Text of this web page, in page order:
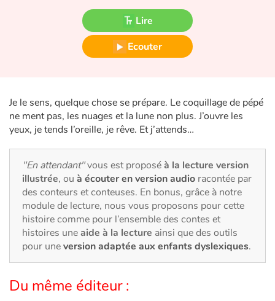
Fable, mythe, littérature et poésie
Héroïnes et héros
Écologie, nature, saisons
Les animaux
Voyage, épopée, enquête, aventure
Autour du monde
Lire
Ecouter
Je le sens, quelque chose se prépare. Le coquillage de pépé
ne ment pas, les nuages et la lune non plus. J’ouvre les
yeux, je tends l’oreille, je rêve. Et j’attends…
"En attendant"vous est proposéà la lecture version
illustrée, ou à écouter en version audio racontée par
des conteurs et conteuses. En bonus, grâce à notre
module de lecture, nous vous proposons pour cette
histoire comme pour l’ensemble des contes et
histoires uneaide à la lecture ainsi que des outils
pour uneversion adaptée aux enfants dyslexiques.
Du même éditeur :